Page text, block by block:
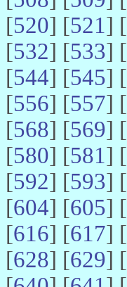
[520] [521] [
[532] [533] [
[544] [545] [
[556] [557] [
[568] [569] [
[580] [581] [
[592] [593] [
[604] [605] [
[616] [617] [
[628] [629] [